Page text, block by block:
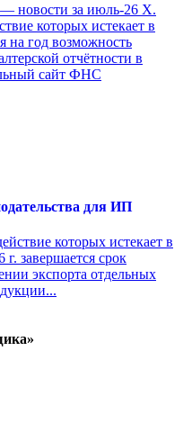
новости за июль-26 X.
которых истекает в
на год возможность
отчётности в
сайт ФНС
для ИП
которых истекает в
г. завершается срок
экспорта отдельных